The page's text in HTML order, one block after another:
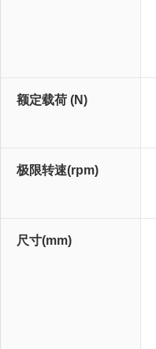
额定载荷 (N)
极限转速(rpm)
尺寸(mm)